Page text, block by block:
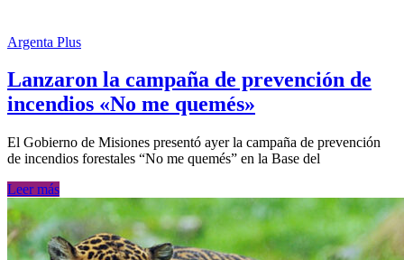
Argenta Plus
Lanzaron la campaña de prevención de
incendios «No me quemés»
El Gobierno de Misiones presentó ayer la campaña de prevención
de incendios forestales “No me quemés” en la Base del
Leer más